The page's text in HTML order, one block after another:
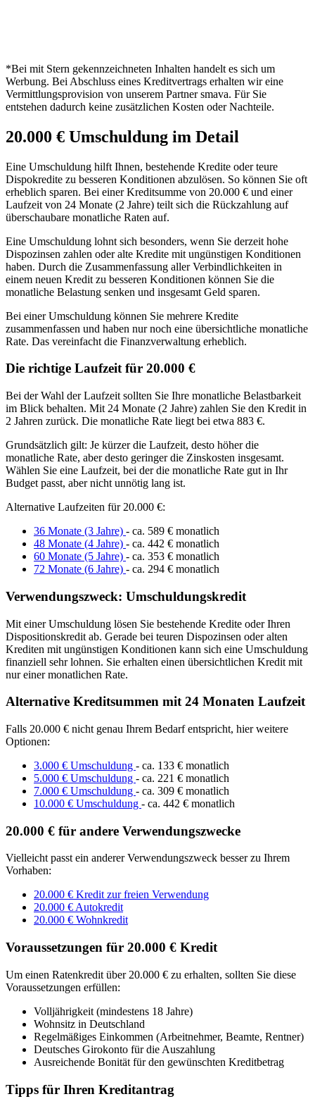
*Bei mit Stern gekennzeichneten Inhalten handelt es sich um
Werbung. Bei Abschluss eines Kreditvertrags erhalten wir eine
Vermittlungsprovision von unserem Partner smava. Für Sie
entstehen dadurch keine zusätzlichen Kosten oder Nachteile.
20.000 € Umschuldung im Detail
Eine Umschuldung hilft Ihnen, bestehende Kredite oder teure
Dispokredite zu besseren Konditionen abzulösen. So können Sie oft
erheblich sparen. Bei einer Kreditsumme von 20.000 € und einer
Laufzeit von 24 Monate (2 Jahre) teilt sich die Rückzahlung auf
überschaubare monatliche Raten auf.
Eine Umschuldung lohnt sich besonders, wenn Sie derzeit hohe
Dispozinsen zahlen oder alte Kredite mit ungünstigen Konditionen
haben. Durch die Zusammenfassung aller Verbindlichkeiten in
einem neuen Kredit zu besseren Konditionen können Sie die
monatliche Belastung senken und insgesamt Geld sparen.
Bei einer Umschuldung können Sie mehrere Kredite
zusammenfassen und haben nur noch eine übersichtliche monatliche
Rate. Das vereinfacht die Finanzverwaltung erheblich.
Die richtige Laufzeit für 20.000 €
Bei der Wahl der Laufzeit sollten Sie Ihre monatliche Belastbarkeit
im Blick behalten. Mit 24 Monate (2 Jahre) zahlen Sie den Kredit in
2 Jahren zurück. Die monatliche Rate liegt bei etwa 883 €.
Grundsätzlich gilt: Je kürzer die Laufzeit, desto höher die
monatliche Rate, aber desto geringer die Zinskosten insgesamt.
Wählen Sie eine Laufzeit, bei der die monatliche Rate gut in Ihr
Budget passt, aber nicht unnötig lang ist.
Alternative Laufzeiten für 20.000 €:
36 Monate (3 Jahre) - ca. 589 € monatlich
48 Monate (4 Jahre) - ca. 442 € monatlich
60 Monate (5 Jahre) - ca. 353 € monatlich
72 Monate (6 Jahre) - ca. 294 € monatlich
Verwendungszweck: Umschuldungskredit
Mit einer Umschuldung lösen Sie bestehende Kredite oder Ihren
Dispositionskredit ab. Gerade bei teuren Dispozinsen oder alten
Krediten mit ungünstigen Konditionen kann sich eine Umschuldung
finanziell sehr lohnen. Sie erhalten einen übersichtlichen Kredit mit
nur einer monatlichen Rate.
Alternative Kreditsummen mit 24 Monaten Laufzeit
Falls 20.000 € nicht genau Ihrem Bedarf entspricht, hier weitere
Optionen:
3.000 € Umschuldung - ca. 133 € monatlich
5.000 € Umschuldung - ca. 221 € monatlich
7.000 € Umschuldung - ca. 309 € monatlich
10.000 € Umschuldung - ca. 442 € monatlich
20.000 € für andere Verwendungszwecke
Vielleicht passt ein anderer Verwendungszweck besser zu Ihrem
Vorhaben:
20.000 € Kredit zur freien Verwendung
20.000 € Autokredit
20.000 € Wohnkredit
Voraussetzungen für 20.000 € Kredit
Um einen Ratenkredit über 20.000 € zu erhalten, sollten Sie diese
Voraussetzungen erfüllen:
Volljährigkeit (mindestens 18 Jahre)
Wohnsitz in Deutschland
Regelmäßiges Einkommen (Arbeitnehmer, Beamte, Rentner)
Deutsches Girokonto für die Auszahlung
Ausreichende Bonität für den gewünschten Kreditbetrag
Tipps für Ihren Kreditantrag